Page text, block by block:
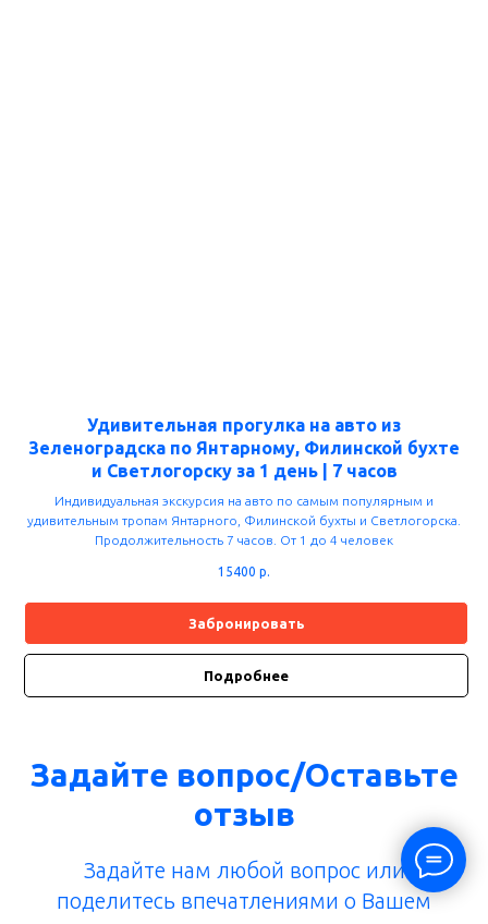
Удивительная прогулка на авто из
Зеленоградска по Янтарному, Филинской бухте
и Светлогорску за 1 день | 7 часов
Индивидуальная экскурсия на авто по самым популярным и
удивительным тропам Янтарного, Филинской бухты и Светлогорска.
Продолжительность 7 часов. От 1 до 4 человек
15400 р.
Забронировать
Подробнее
Задайте вопрос/Оставьте
отзыв
Задайте нам любой вопрос или
поделитесь впечатлениями о Вашем